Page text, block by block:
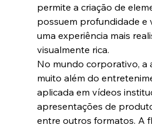
permite a criação de
possuem profundidade e
uma experiência mais
visualmente rica.
No mundo corporativo, a
muito além do
aplicada em vídeos
apresentações de
entre outros formatos. A